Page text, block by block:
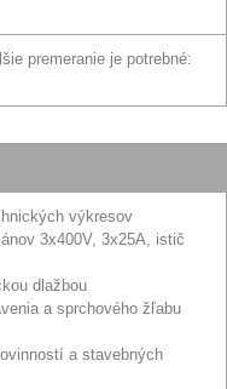
premeranie je potrebné:
výkresov
3x400V, 3x25A, istič
dlažbou
a sprchového žľabu
a stavebných